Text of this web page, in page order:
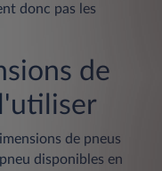
donc pas les
de
de pneus
disponibles en